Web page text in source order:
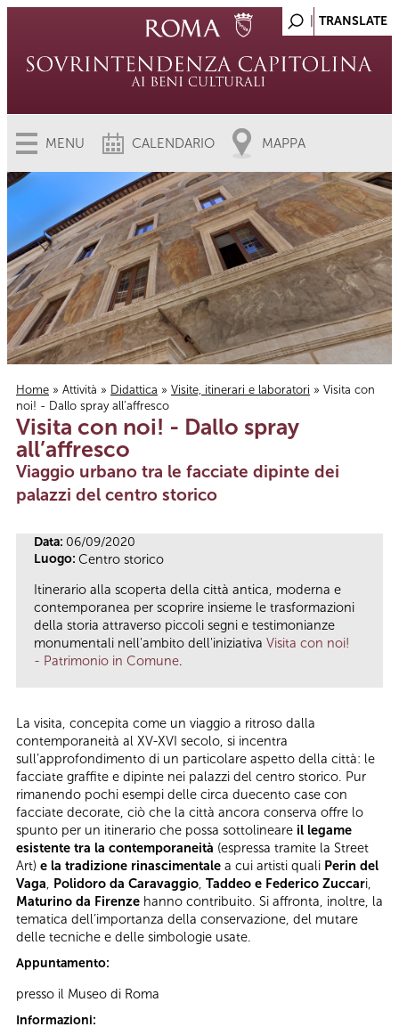
MENU CALENDARIO MAPPA
Tu sei qui
Home » Attività » Didattica » Visite, itinerari e laboratori » Visita con
noi! - Dallo spray all’affresco
Visita con noi! - Dallo spray
all’affresco
Viaggio urbano tra le facciate dipinte dei
palazzi del centro storico
Data: 06/09/2020
Luogo: Centro storico
Itinerario alla scoperta della città antica, moderna e
contemporanea per scoprire insieme le trasformazioni
della storia attraverso piccoli segni e testimonianze
monumentali nell'ambito dell'iniziativa Visita con noi!
- Patrimonio in Comune.
La visita, concepita come un viaggio a ritroso dalla
contemporaneità al XV-XVI secolo, si incentra
sull’approfondimento di un particolare aspetto della città: le
facciate graffite e dipinte nei palazzi del centro storico. Pur
rimanendo pochi esempi delle circa duecento case con
facciate decorate, ciò che la città ancora conserva offre lo
spunto per un itinerario che possa sottolineare il legame
esistente tra la contemporaneità (espressa tramite la Street
Art) e la tradizione rinascimentale a cui artisti quali Perin del
Vaga, Polidoro da Caravaggio, Taddeo e Federico Zuccari,
Maturino da Firenze hanno contribuito. Si affronta, inoltre, la
tematica dell’importanza della conservazione, del mutare
delle tecniche e delle simbologie usate.
Appuntamento:
presso il Museo di Roma
Informazioni: